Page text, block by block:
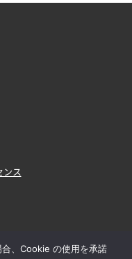
ンス
、Cookie の使用を承諾